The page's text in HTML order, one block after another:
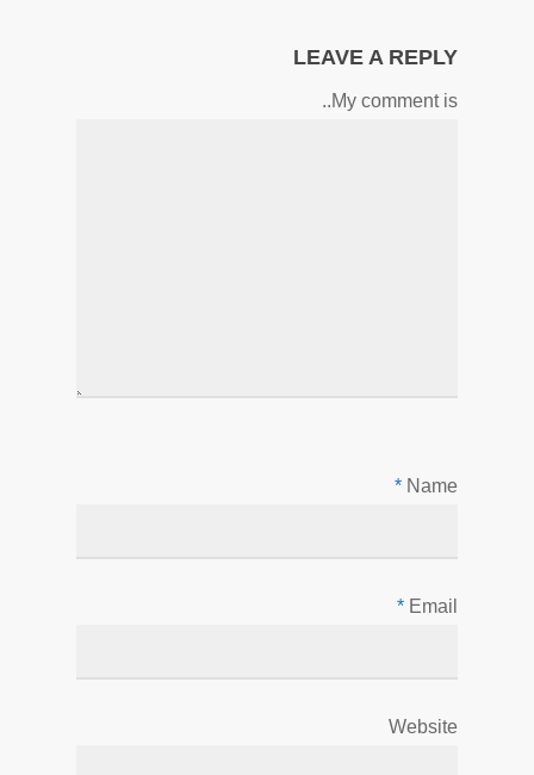
LEAVE A REPLY
My comment is..
Name
*
Email
*
Website